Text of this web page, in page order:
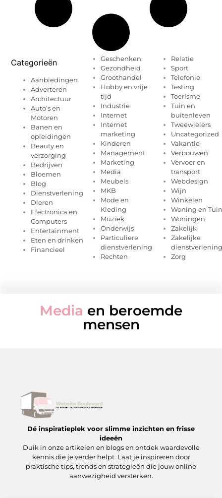
Categorieën
Aanbiedingen
Adverteren
Architectuur
Auto’s en
Motoren
Banen en
opleidingen
Beauty en
verzorging
Bedrijven
Bloemen
Blog
Dienstverlening
Dieren
Electronica en
Computers
Entertainment
Eten en drinken
Financieel
Geschenken
Gezondheid
Groothandel
Hobby en vrije
tijd
Industrie
Internet
Internet
marketing
Kinderen
Management
Marketing
Media
Meubels
MKB
Mode en
Kleding
Muziek
Onderwijs
Particuliere
dienstverlening
Rechten
Relatie
Sport
Telefonie
Testing
Toerisme
Tuin en
buitenleven
Tweewielers
Uncategorized
Vakantie
Verbouwen
Vervoer en
transport
Webdesign
Wijn
Winkelen
Woning en Tuin
Woningen
Zakelijk
Zakelijke
dienstverlening
Zorg
Media en beroemde
mensen
Dé inspiratieplek voor slimme inzichten en frisse
ideeën
Duik in onze artikelen en blogs en ontdek waardevolle
kennis die je verder helpt. Laat je inspireren door
praktische tips, trends en strategieën die jouw online
aanwezigheid versterken.